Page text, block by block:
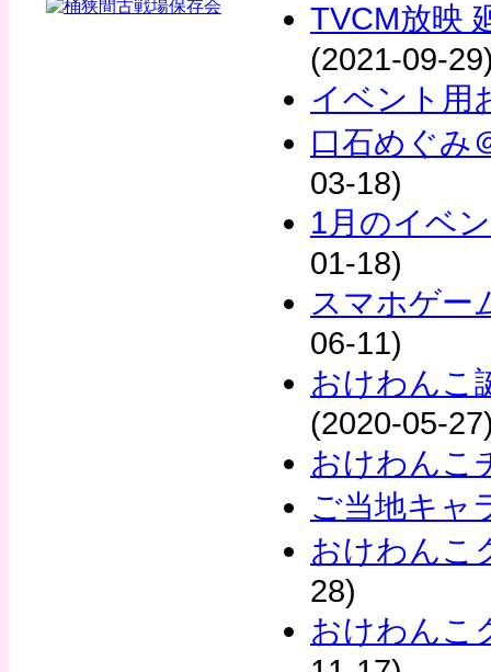
TVCM放映
(2021-09-
イベント用
口石めぐみ
03-18)
1月のイベ
01-18)
スマホゲー
06-11)
おけわんこ
(2020-05-
おけわんこ
ご当地キャ
おけわんこ
28)
おけわんこ